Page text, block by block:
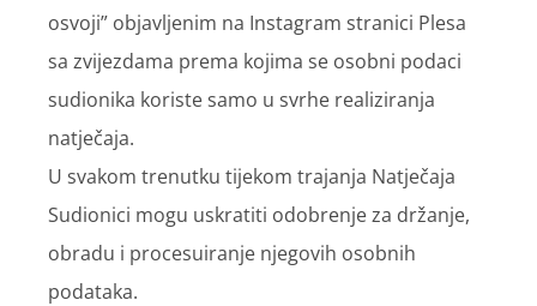
osvoji” objavljenim na Instagram stranici Plesa
sa zvijezdama prema kojima se osobni podaci
sudionika koriste samo u svrhe realiziranja
natječaja.
U svakom trenutku tijekom trajanja Natječaja
Sudionici mogu uskratiti odobrenje za držanje,
obradu i procesuiranje njegovih osobnih
podataka.